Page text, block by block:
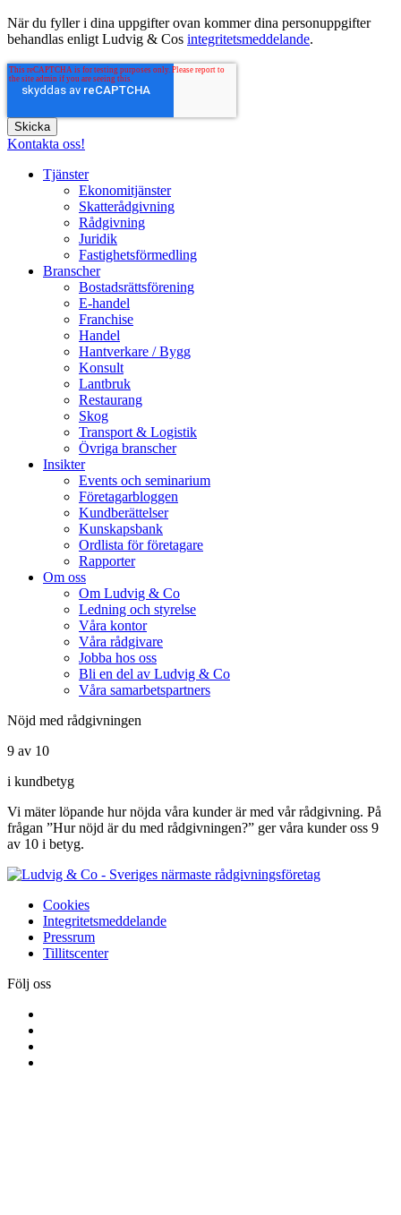
När du fyller i dina uppgifter ovan kommer dina personuppgifter
behandlas enligt Ludvig & Cos integritetsmeddelande.
Kontakta oss!
Tjänster
Ekonomitjänster
Skatterådgivning
Rådgivning
Juridik
Fastighetsförmedling
Branscher
Bostadsrättsförening
E-handel
Franchise
Handel
Hantverkare / Bygg
Konsult
Lantbruk
Restaurang
Skog
Transport & Logistik
Övriga branscher
Insikter
Events och seminarium
Företagarbloggen
Kundberättelser
Kunskapsbank
Ordlista för företagare
Rapporter
Om oss
Om Ludvig & Co
Ledning och styrelse
Våra kontor
Våra rådgivare
Jobba hos oss
Bli en del av Ludvig & Co
Våra samarbetspartners
Nöjd med rådgivningen
9 av 10
i kundbetyg
Vi mäter löpande hur nöjda våra kunder är med vår rådgivning. På
frågan ”Hur nöjd är du med rådgivningen?” ger våra kunder oss 9
av 10 i betyg.
Cookies
Integritetsmeddelande
Pressrum
Tillitscenter
Följ oss